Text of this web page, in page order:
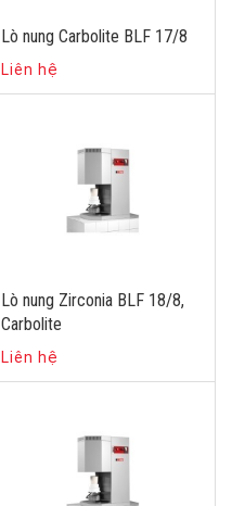
Lò nung Carbolite BLF 17/8
Liên hệ
Lò nung Zirconia BLF 18/8,
Carbolite
Liên hệ